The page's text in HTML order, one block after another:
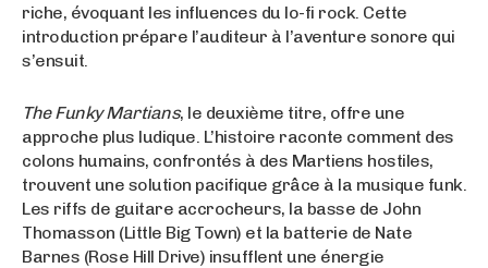
riche, évoquant les influences du lo-fi rock. Cette
introduction prépare l’auditeur à l’aventure sonore qui
s’ensuit.
The Funky Martians, le deuxième titre, offre une
approche plus ludique. L’histoire raconte comment des
colons humains, confrontés à des Martiens hostiles,
trouvent une solution pacifique grâce à la musique funk.
Les riffs de guitare accrocheurs, la basse de John
Thomasson (Little Big Town) et la batterie de Nate
Barnes (Rose Hill Drive) insufflent une énergie